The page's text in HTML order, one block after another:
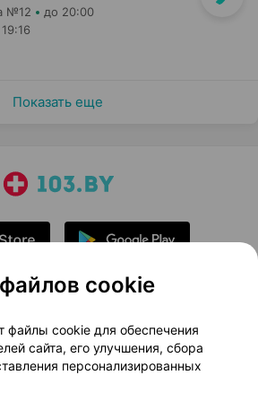
№12 до 20:00
Показать еще
Новости проекта
Медицинский маркетинг
договор
Доставка
cookie
файлы cookie для обеспечения
сайта, его улучшения, сбора
персонализированных